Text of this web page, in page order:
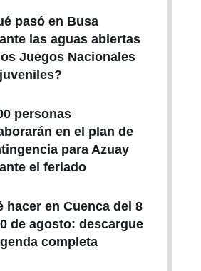
pasó en Busa
las aguas abiertas
Juegos Nacionales
personas
en el plan de
para Azuay
el feriado
hacer en Cuenca del 8
de agosto: descargue
completa